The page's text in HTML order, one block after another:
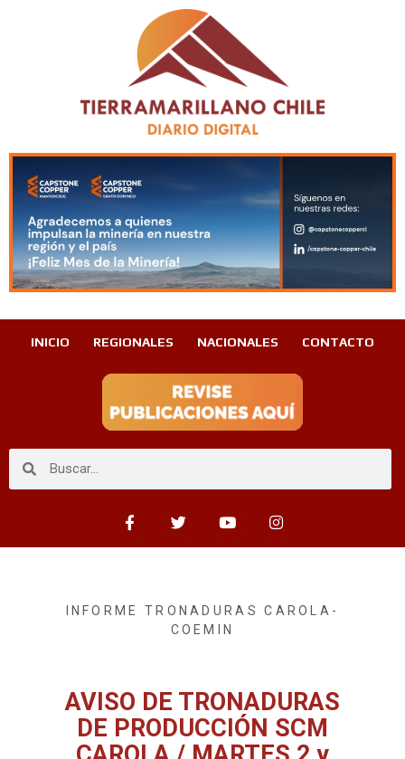
INICIO REGIONALES NACIONALES CONTACTO
INFORME TRONADURAS CAROLA-
COEMIN
AVISO DE TRONADURAS
DE PRODUCCIÓN SCM